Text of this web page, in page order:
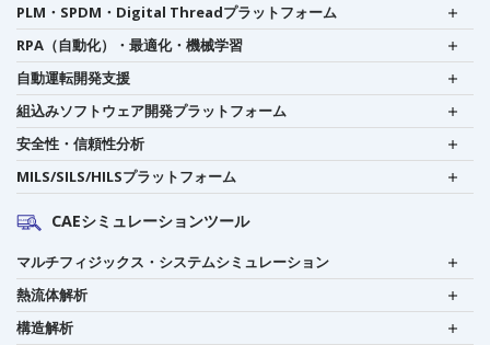
PLM・SPDM・Digital Threadプラットフォーム
RPA（自動化）・最適化・機械学習
自動運転開発支援
組込みソフトウェア開発プラットフォーム
安全性・信頼性分析
MILS/SILS/HILSプラットフォーム
CAEシミュレーションツール
マルチフィジックス・システムシミュレーション
熱流体解析
構造解析